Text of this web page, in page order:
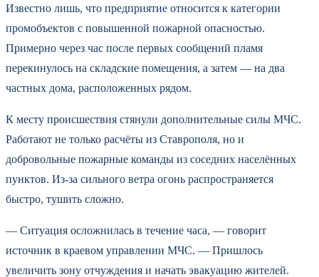
Известно лишь, что предприятие относится к категории
промобъектов с повышенной пожарной опасностью.
Примерно через час после первых сообщений пламя
перекинулось на складские помещения, а затем — на два
частных дома, расположенных рядом.
К месту происшествия стянули дополнительные силы МЧС.
Работают не только расчёты из Ставрополя, но и
добровольные пожарные команды из соседних населённых
пунктов. Из-за сильного ветра огонь распространяется
быстро, тушить сложно.
— Ситуация осложнилась в течение часа, — говорит
источник в краевом управлении МЧС. — Пришлось
увеличить зону отчуждения и начать эвакуацию жителей.